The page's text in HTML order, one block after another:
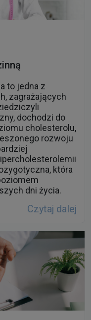
to jedna z
zagrażających
dochodzi do
cholesterolu,
rozwoju
która
dni życia.
Czytaj dalej